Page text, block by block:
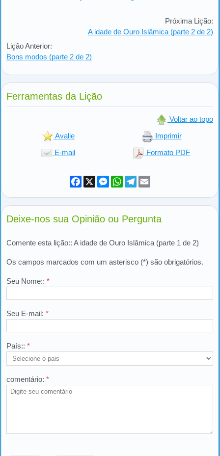
Lição Anterior:
Bons modos (parte 2 de 2)
Próxima Lição:
A idade de Ouro Islâmica (parte 2 de 2)
Ferramentas da Lição
Voltar ao topo
Avalie Imprimir
E-mail Formato PDF
Facebook
X Messenger
WhatsApp
Telegram
Deixe-nos sua Opinião ou Pergunta
Comente esta lição:: A idade de Ouro Islâmica (parte 1 de 2)
Os campos marcados com um asterisco (*) são obrigatórios.
Seu Nome:: *
Seu E-mail: *
País:: *
comentário: *